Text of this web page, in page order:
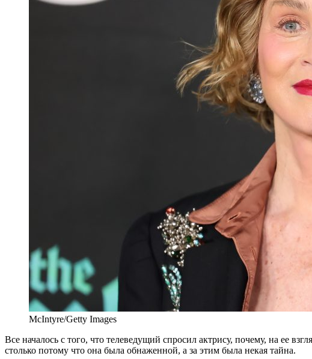
McIntyre/Getty Images
Все началось с того, что телеведущий спросил актрису, почему, на ее
столько потому что она была обнаженной, а за этим была некая тайна.